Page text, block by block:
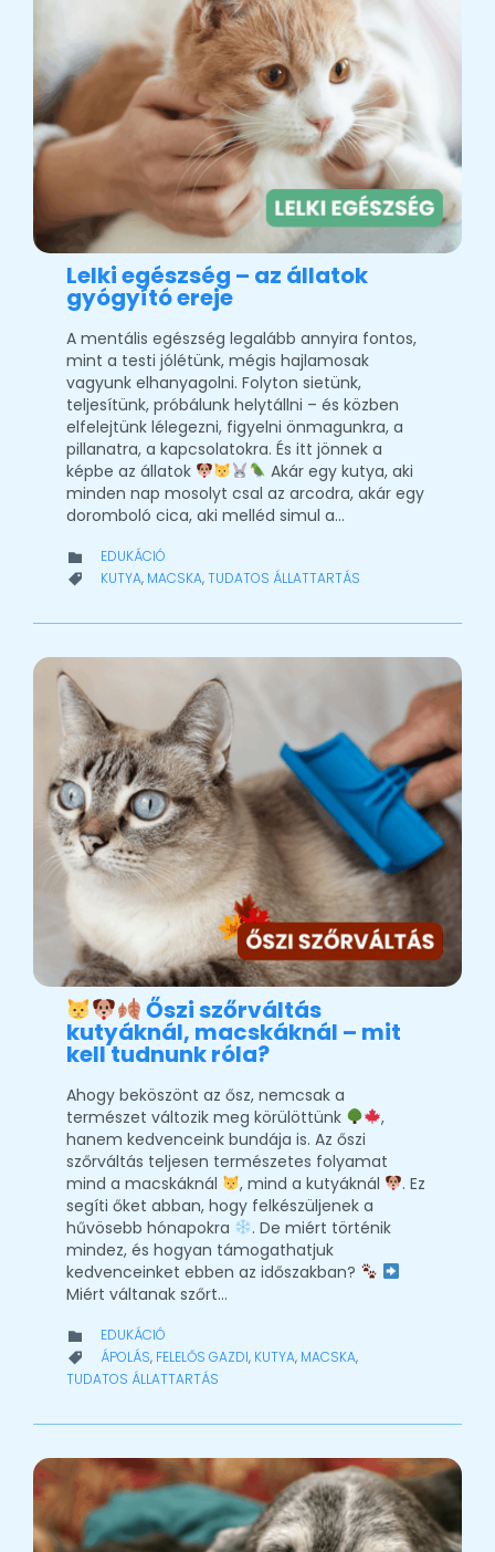
Lelki egészség – az állatok
gyógyító ereje
A mentális egészség legalább annyira fontos,
mint a testi jólétünk, mégis hajlamosak
vagyunk elhanyagolni. Folyton sietünk,
teljesítünk, próbálunk helytállni – és közben
elfelejtünk lélegezni, figyelni önmagunkra, a
pillanatra, a kapcsolatokra. És itt jönnek a
képbe az állatok
Akár egy kutya, aki
minden nap mosolyt csal az arcodra, akár egy
doromboló cica, aki melléd simul a…
 CATEGORY
EDUKÁCIÓ
 CATEGORY
KUTYA, MACSKA,TUDATOS ÁLLATTARTÁS
Őszi szőrváltás
kutyáknál, macskáknál – mit
kell tudnunk róla?
Ahogy beköszönt az ősz, nemcsak a
természet változik meg körülöttünk
,
hanem kedvenceink bundája is. Az őszi
szőrváltás teljesen természetes folyamat
mind a macskáknál
, mind a kutyáknál
. Ez
segíti őket abban, hogy felkészüljenek a
hűvösebb hónapokra
. De miért történik
mindez, és hogyan támogathatjuk
kedvenceinket ebben az időszakban?
Miért váltanak szőrt…
 CATEGORY
EDUKÁCIÓ
 CATEGORY
ÁPOLÁS, FELELŐS GAZDI, KUTYA, MACSKA,
TUDATOS ÁLLATTARTÁS